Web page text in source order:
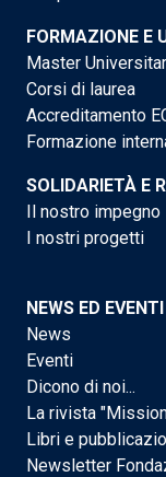
FORMAZIONE E
Master
Corsi di laurea
Accreditamento
Formazione
SOLIDARIETÀ E
Il nostro impegno
I nostri progetti
NEWS ED EVENTI
News
Eventi
Dicono di noi...
La rivista
Libri e
Newsletter